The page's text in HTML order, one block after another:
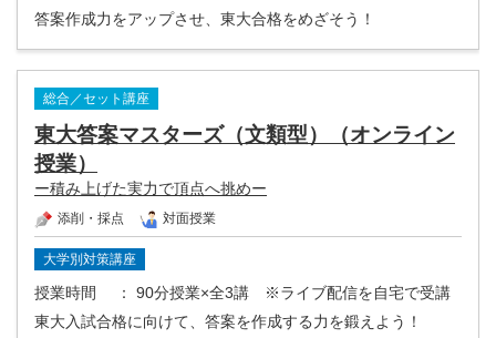
答案作成力をアップさせ、東大合格をめざそう！
総合／セット講座
東大答案マスターズ（文類型）（オンライン
授業）
ー積み上げた実力で頂点へ挑めー
添削・採点 対面授業
大学別対策講座
授業時間
： 90分授業×全3講 ※ライブ配信を自宅で受講
東大入試合格に向けて、答案を作成する力を鍛えよう！